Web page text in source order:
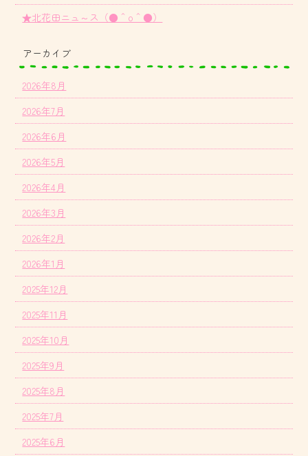
★北花田ニュ～ス（●＾o＾●）
アーカイブ
2026年8月
2026年7月
2026年6月
2026年5月
2026年4月
2026年3月
2026年2月
2026年1月
2025年12月
2025年11月
2025年10月
2025年9月
2025年8月
2025年7月
2025年6月